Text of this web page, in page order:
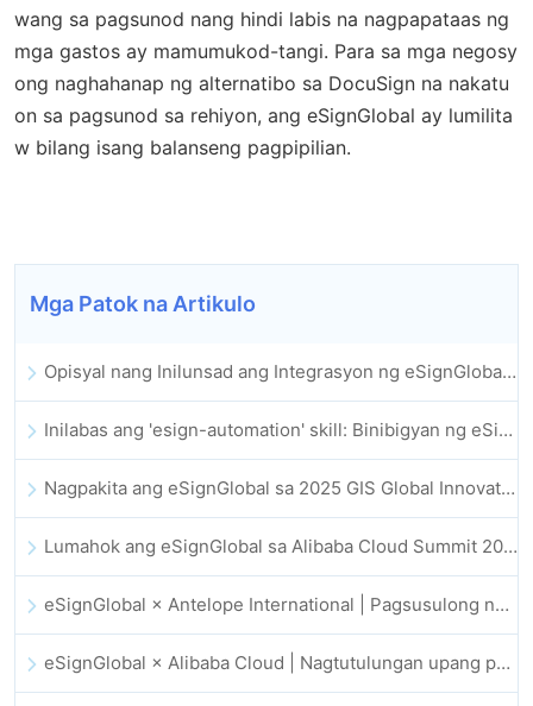
wang sa pagsunod nang hindi labis na nagpapataas ng
mga gastos ay mamumukod-tangi. Para sa mga negosy
ong naghahanap ng alternatibo sa DocuSign na nakatu
on sa pagsunod sa rehiyon, ang eSignGlobal ay lumilita
w bilang isang balanseng pagpipilian.
Mga Patok na Artikulo
Opisyal nang Inilunsad ang Integrasyon ng eSignGlobal sa Lark Multi-dimensional Table: Buong Awtomatiko ang Pagpirma at Pag-archive ng Elektronikong Kontrata
Inilabas ang 'esign-automation' skill: Binibigyan ng eSignGlobal ang OpenClaw ng mga awtomatikong e-signature
Nagpakita ang eSignGlobal sa 2025 GIS Global Innovation Exhibition
Lumahok ang eSignGlobal sa Alibaba Cloud Summit 2025 Hong Kong, na nagsusulong ng AI-driven na cloud innovation at digital trust
eSignGlobal × Antelope International | Pagsusulong ng ligtas at AI-driven na digital workflows
eSignGlobal × Alibaba Cloud | Nagtutulungan upang palakasin ang pandaigdigang digital trust para sa fintech